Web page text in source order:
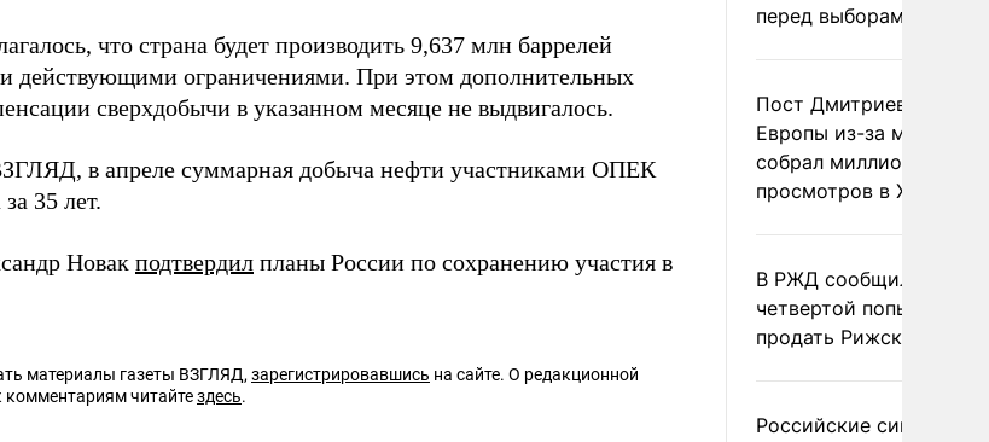
что страна будет производить 9,637 млн баррелей
действующими ограничениями. При этом дополнительных
сверхдобычи в указанном месяце не выдвигалось.
в апреле суммарная добыча нефти участниками ОПЕК
35 лет.
Новак подтвердил планы России по сохранению участия в
материалы газеты ВЗГЛЯД, зарегистрировавшись на сайте. О редакционной
читайтездесь.
перед выборами
Пост Дмитриева о
Европы из-за
собрал миллион
просмотров в X
В РЖД сообщили о
четвертой попытке
продать Рижский
Российские